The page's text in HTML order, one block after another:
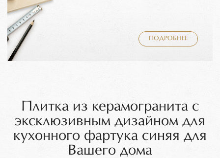
ПОДРОБНЕЕ
Плитка из керамогранита с
эксклюзивным дизайном для
кухонного фартука синяя для
Вашего дома